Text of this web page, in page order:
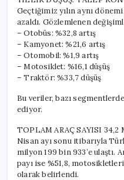
Geçtiğimiz yılın aynı
azaldı. Gözlemlenen
– Otobüs: %32,8 artış
– Kamyonet: %21,6 artış
– Otomobil: %1,9 artış
– Motosiklet: %16,1 düşüş
– Traktör: %33,7 düşüş
Bu veriler, bazı
ediyor.
TOPLAM ARAÇ SAYISI 34,2
Nisan ayı sonu itibarıyla
milyon 199 bin 933’e ulaştı.
payı ise %51,8,
olarak belirlendi.